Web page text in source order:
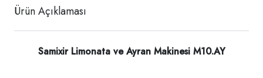
Ürün Açıklaması
Samixir Limonata ve Ayran Makinesi M10.AY